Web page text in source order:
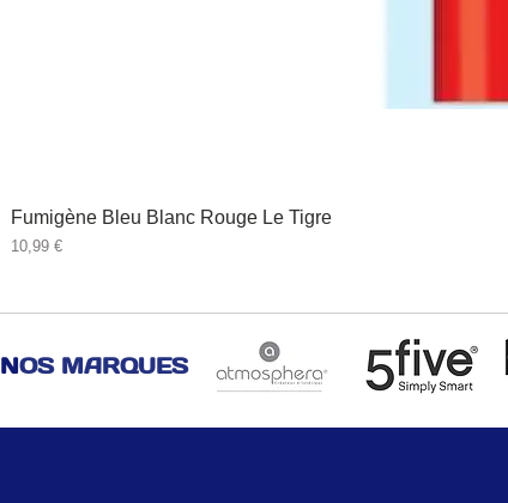
Fumigène Bleu Blanc Rouge Le Tigre
Prix
10,99 €
NOS MARQUES